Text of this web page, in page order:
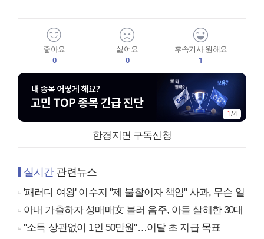
좋아요
0
싫어요
0
후속기사 원해요
1
1 /4
한경지면 구독신청
실시간관련뉴스
'패러디 여왕' 이수지 "제 불찰이자 책임" 사과, 무슨 일
아내 가출하자 성매매女 불러 음주, 아들 살해한 30대
"소득 상관없이 1인 50만원"…이달 초 지급 목표